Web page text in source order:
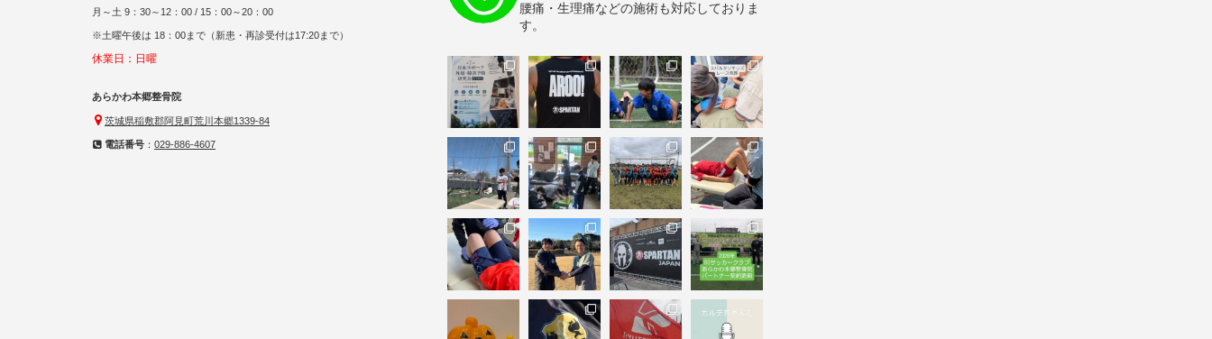
月～土 9：30～12：00 / 15：00～20：00
※土曜午後は 18：00まで（新患・再診受付は17:20まで）
休業日：日曜
あらかわ本郷整骨院
茨城県稲敷郡阿見町荒川本郷1339-84
電話番号 ： 029-886-4607
腰痛・生理痛などの施術も対応しておりま
す。